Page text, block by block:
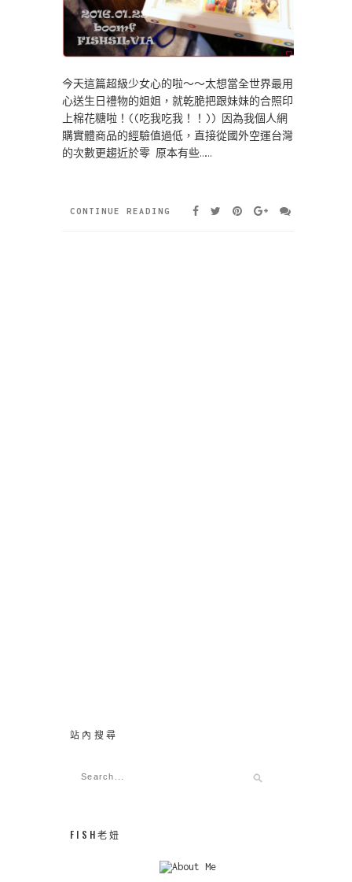
今天這篇超級少女心的啦～～太想當全世界最用
心送生日禮物的姐姐，就乾脆把跟妹妹的合照印
上棉花糖啦！((吃我吃我！！)) 因為我個人網
購實體商品的經驗值過低，直接從國外空運台灣
的次數更趨近於零 原本有些……
CONTINUE READING
站內搜尋
FISH老妞